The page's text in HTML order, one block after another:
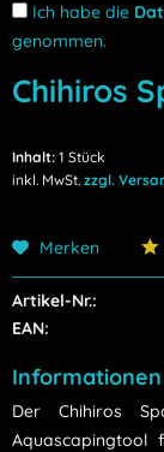
Ich habe die
genommen.
Chihiros
Inhalt: 1 Stück
inkl. MwSt. zzgl.
Merken
Artikel-Nr.:
EAN:
Der Chihiros
Aquascapingtool